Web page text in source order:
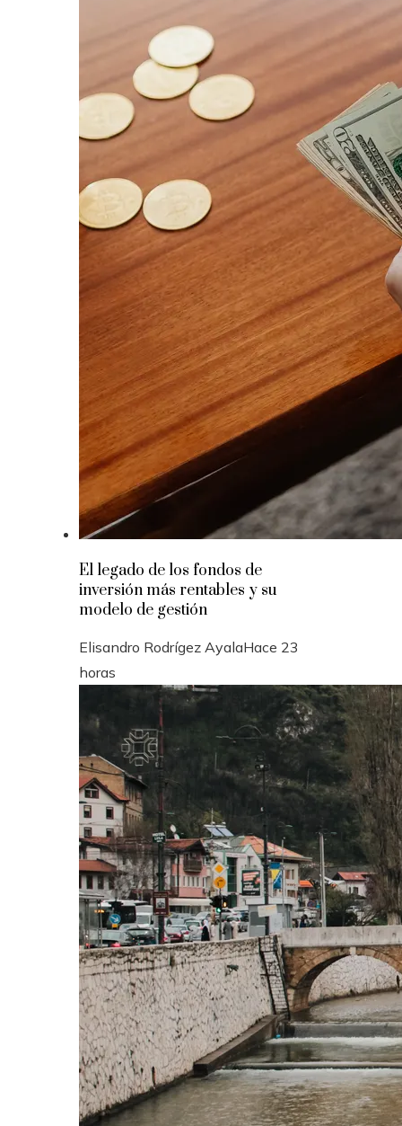
El legado de los fondos de
inversión más rentables y su
modelo de gestión
Elisandro Rodrígez AyalaHace 23
horas